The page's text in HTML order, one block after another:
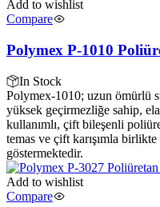
Add to wishlist
Compare
Polymex P-1010
In Stock
Polymex-1010; uzun ömürlü
yüksek geçirmezliğe sahip,
kullanımlı, çift bileşenli
temas ve çift karışımla
göstermektedir.
Add to wishlist
Compare